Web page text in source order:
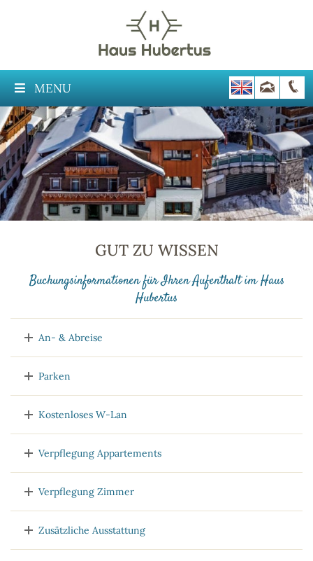
MENU
GUT ZU WISSEN
Buchungsinformationen für Ihren Aufenthalt im Haus
Hubertus
An- & Abreise
Parken
Kostenloses W-Lan
Verpflegung Appartements
Verpflegung Zimmer
Zusätzliche Ausstattung